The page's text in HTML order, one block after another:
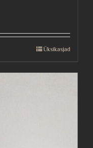
Üksikasjad